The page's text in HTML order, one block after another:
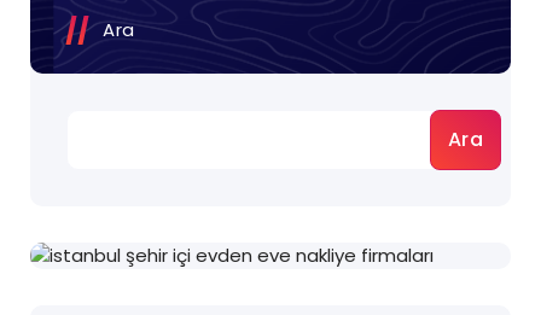
Ara
Ara